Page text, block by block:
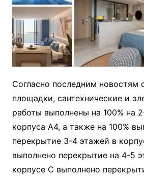
Согласно последним новостям
площадки, сантехнические и
работы выполнены на 100% на
корпуса А4, а также на 100%
перекрытие 3-4 этажей в
выполнено перекрытие на 4-5
корпусе С выполнено